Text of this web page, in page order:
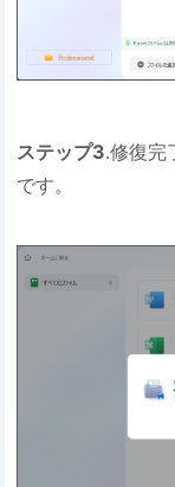
ステップ3.修復完
です。